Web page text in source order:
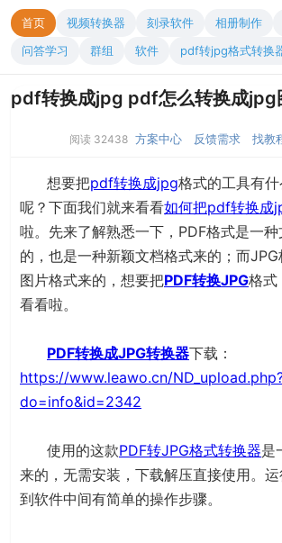
首页 视频转换器 刻录软件 相册制作
问答学习
群组 软件 pdf转jpg格式转换
pdf转换成jpg pdf怎么转换成jpg
阅读 32438 方案中心 反馈需求 找教
想要把pdf转换成jpg格式的工具有
呢？下面我们就来看看如何把pdf转换成
啦。先来了解熟悉一下，PDF格式是一
的，也是一种新颖文档格式来的；而
图片格式来的，想要把PDF转换JPG格式
看看啦。
PDF转换成JPG转换器下载：
https://www.leawo.cn/
do=info&id=2342
使用的这款PDF转JPG格式转换器是
来的，无需安装，下载解压直接使用。
到软件中间有简单的操作步骤。